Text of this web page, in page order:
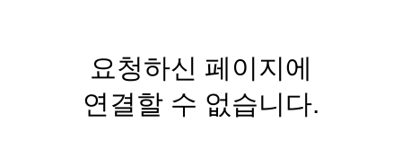
요청하신 페이지에
연결할 수 없습니다.